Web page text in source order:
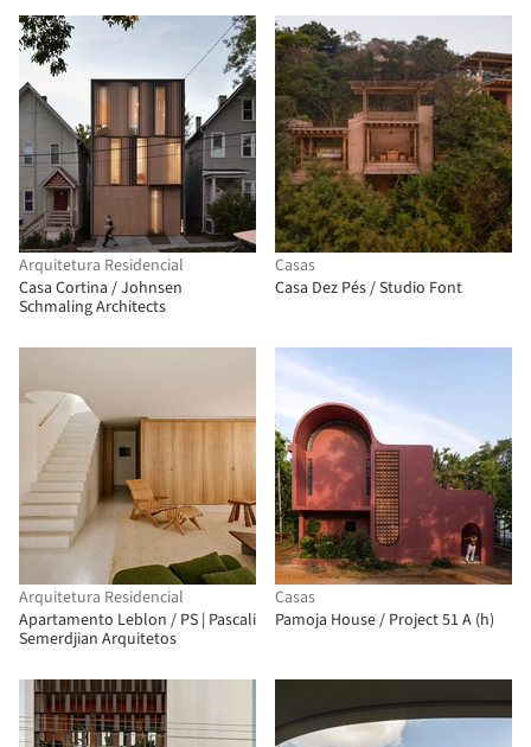
Arquitetura Residencial
Casa Cortina / Johnsen
Schmaling Architects
Casas
Casa Dez Pés / Studio Font
Arquitetura Residencial
Apartamento Leblon / PS | Pascali
Semerdjian Arquitetos
Casas
Pamoja House / Project 51 A (h)